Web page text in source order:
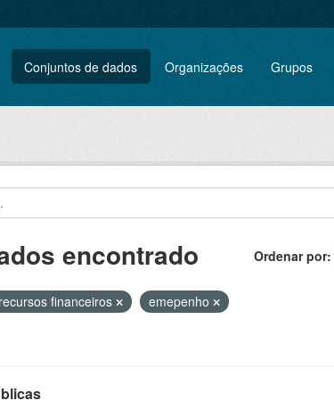
Conjuntos de dados Organizações Grupos
Ordenar por
encontrado
recursos financeiros
emepenho